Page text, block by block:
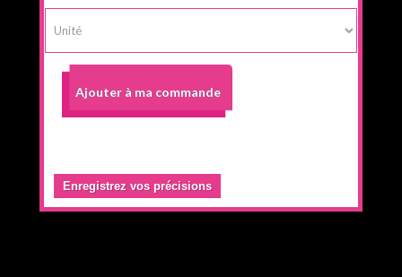
Ajouter à ma commande
Enregistrez vos précisions